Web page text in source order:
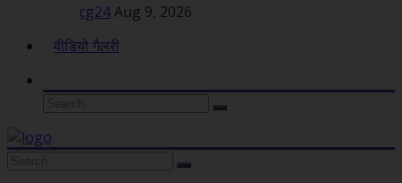
cg24Aug 9, 2026
वीडियो गैलरी